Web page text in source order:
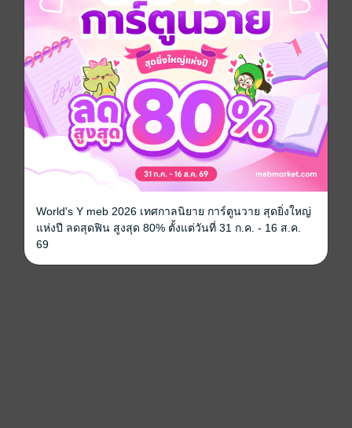
World's Y meb 2026 เทศกาลนิยาย การ์ตูนวาย สุดยิ่งใหญ่
แห่งปี ลดสุดฟิน สูงสุด 80% ตั้งแต่วันที่ 31 ก.ค. - 16 ส.ค.
69